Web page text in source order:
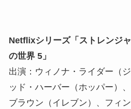
Netflixシリーズ「ストレンジ
の世界 5」
出演：ウィノナ・ライダー（
ッド・ハーバー（ホッパー）
ブラウン（イレブン）、フィ